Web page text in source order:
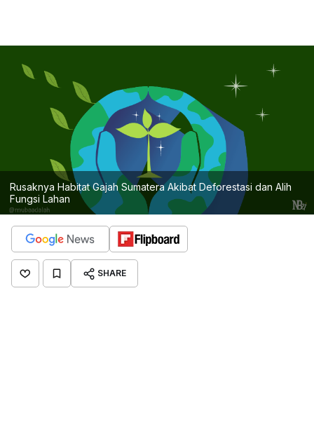
Rusaknya Habitat Gajah Sumatera Akibat Deforestasi dan Alih
Fungsi Lahan
SHARE